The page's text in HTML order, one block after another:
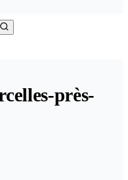
près-